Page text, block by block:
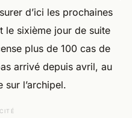
d’ici les prochaines
le sixième jour de suite
plus de 100 cas de
arrivé depuis avril, au
sur l’archipel.